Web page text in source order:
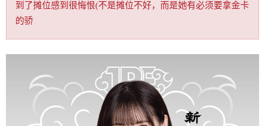
到了摊位感到很悔恨(不是摊位不好，而是她有必须要拿金卡
的骄